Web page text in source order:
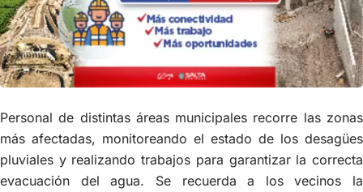
Personal de distintas áreas municipales recorre las zonas
más afectadas, monitoreando el estado de los desagües
pluviales y realizando trabajos para garantizar la correcta
evacuación del agua. Se recuerda a los vecinos la